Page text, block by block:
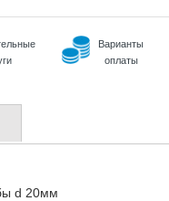
Варианты
оплаты
d 20мм